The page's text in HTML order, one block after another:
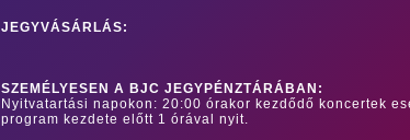
JEGYVÁSÁRLÁS:
SZEMÉLYESEN A BJC JEGYPÉNZTÁRÁBAN:
Nyitvatartási napokon: 20:00 órakor kezdődő koncertek
program kezdete előtt 1 órával nyit.